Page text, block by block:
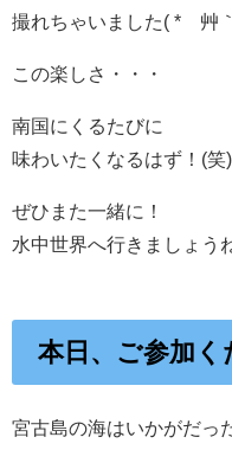
撮れちゃいました( *´艸
この楽しさ・・・
南国にくるたびに
味わいたくなるはず！(笑)
ぜひまた一緒に！
水中世界へ行きましょう
本日、ご参加く
宮古島の海はいかがだっ